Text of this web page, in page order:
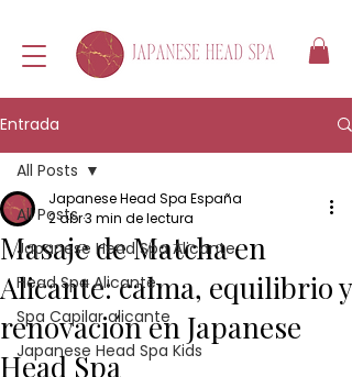
Entrada
All Posts
Japanese Head Spa Alicante
Head Spa Alicante
Spa Capilar alicante
Japanese Head Spa Kids
All Posts
Masaje de Matcha en
Alicante: calma, equilibrio y
renovación en Japanese
Head Spa
Japanese Head Spa España
2 abr3 min de lectura